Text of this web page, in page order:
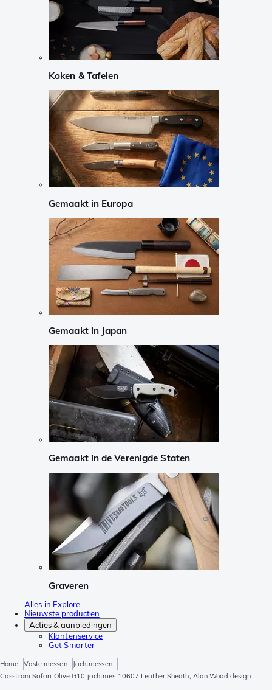
Koken & Tafelen
Gemaakt in Europa
Gemaakt in Japan
Gemaakt in de Verenigde Staten
Graveren
Alles in Explore
Nieuwste producten
Acties & aanbiedingen
Klantenservice
Get Smarter
Home Vaste messen
Jachtmessen
Casström Safari Olive G10 jachtmes 10607 Leather Sheath, Alan Wood design